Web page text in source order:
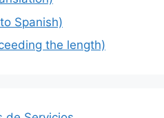
Spanish)
the length)